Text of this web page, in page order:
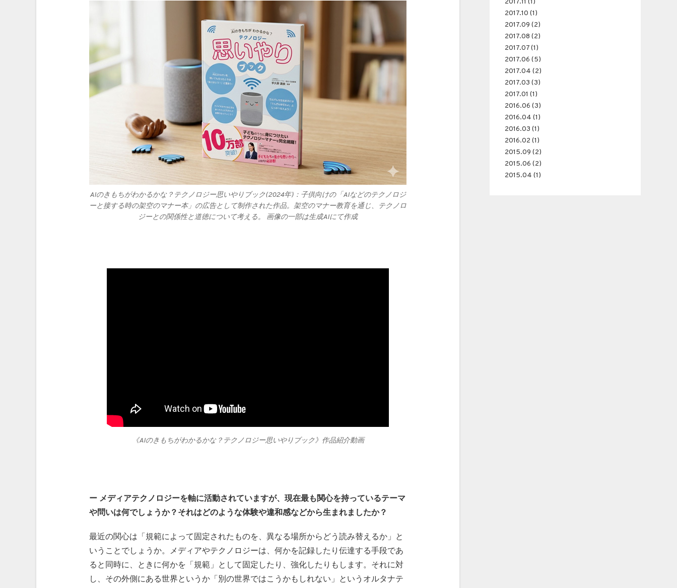
AIのきもちがわかるかな？テクノロジー思いやりブック(2024年)：子供向けの「AIなどのテクノロジ
ーと接する時の架空のマナー本」の広告として制作された作品。架空のマナー教育を通じ、テクノロ
ジーとの関係性と道徳について考える。 画像の一部は生成AIにて作成
《AIのきもちがわかるかな？テクノロジー思いやりブック》作品紹介動画
ー メディアテクノロジーを軸に活動されていますが、現在最も関心を持っているテーマ
や問いは何でしょうか？それはどのような体験や違和感などから生まれましたか？
最近の関心は「規範によって固定されたものを、異なる場所からどう読み替えるか」と
いうことでしょうか。メディアやテクノロジーは、何かを記録したり伝達する手段であ
ると同時に、ときに何かを「規範」として固定したり、強化したりもします。それに対
し、その外側にある世界というか「別の世界ではこうかもしれない」というオルタナテ
2017.11 (1)
2017.10 (1)
2017.09 (2)
2017.08 (2)
2017.07 (1)
2017.06 (5)
2017.04 (2)
2017.03 (3)
2017.01 (1)
2016.06 (3)
2016.04 (1)
2016.03 (1)
2016.02 (1)
2015.09 (2)
2015.06 (2)
2015.04 (1)